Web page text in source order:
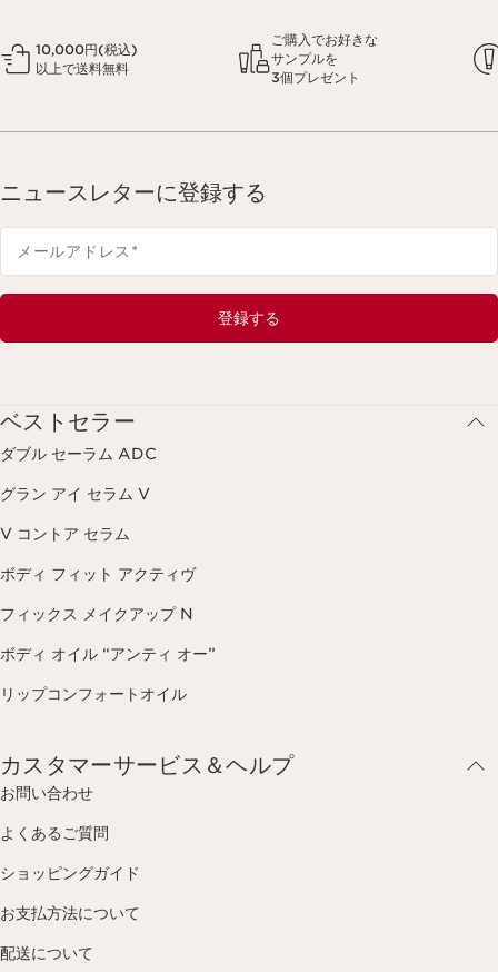
10,000円(税込)
以上で送料無料
ご購入でお好きな
サンプルを
3個プレゼント
ニュースレターに登録する
メールアドレス *
登録する
ベストセラー
ダブル セーラム ADC
グラン アイ セラム V
V コントア セラム
ボディ フィット アクティヴ
フィックス メイクアップ N
ボディ オイル “アンティ オー”
リップコンフォートオイル
カスタマーサービス＆ヘルプ
お問い合わせ
よくあるご質問
ショッピングガイド
お支払方法について
配送について